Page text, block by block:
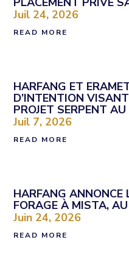
Juil 24, 2026
READ MORE
HARFANG ET
D’INTENTION
PROJET SERPENT AU
Juil 7, 2026
READ MORE
HARFANG ANNONCE
FORAGE À MISTA,
Juin 24, 2026
READ MORE